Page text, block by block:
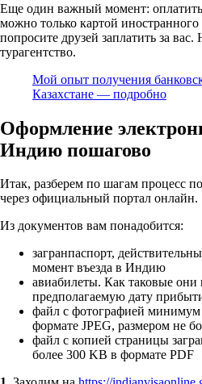
Еще один важный момент:
можно только картой
попросите друзей заплатить за
турагентство.
Мой опыт получения
Казахстане — подробно
Оформление
Индию пошагово
Итак, разберем по шагам процесс
через официальный портал онлайн.
Из документов вам понадобится:
загранпаспорт,
момент въезда в Индию
авиабилеты. Как таковые
предполагаемую дату
файл с фотографией минимум
формате JPEG, размером не
файл с копией страницы
более 300 KB в формате PDF